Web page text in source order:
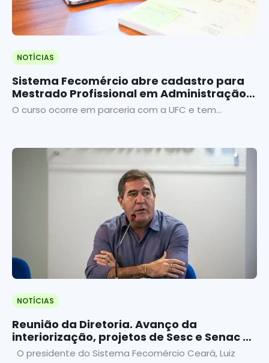
NOTÍCIAS
Sistema Fecomércio abre cadastro para
Mestrado Profissional em Administração e
Controladoria
O curso ocorre em parceria com a UFC e tem...
NOTÍCIAS
Reunião da Diretoria. Avanço da
interiorização, projetos de Sesc e Senac e
atuação das Cace assumem prioridade
O presidente do Sistema Fecomércio Ceará, Luiz